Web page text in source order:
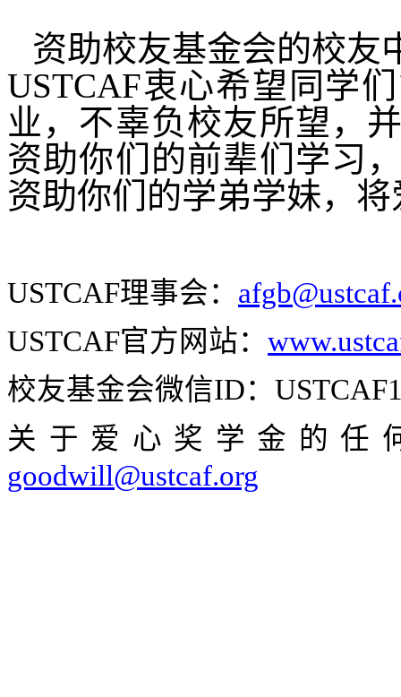
资助校友基金会的校友
USTCAF衷心希望同学
业，不辜负校友所望，
资助你们的前辈们学习
资助你们的学弟学妹，
USTCAF理事会：
USTCAF官方网站：
校友基金会微信ID：
关于爱心奖学金的任
goodwill@ustcaf.org